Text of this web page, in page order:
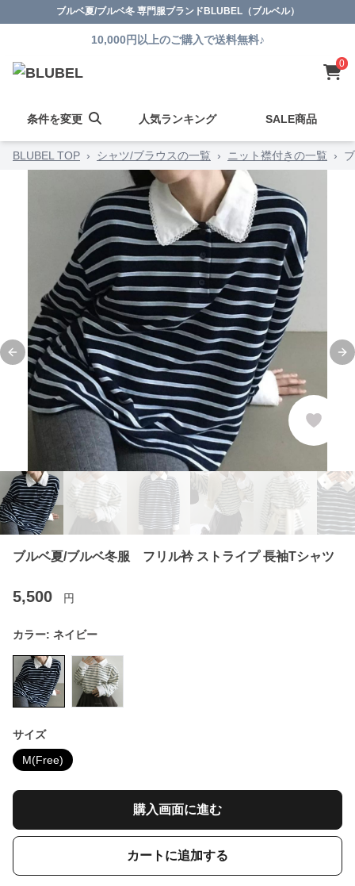
ブルベ夏/ブルベ冬 専門服ブランドBLUBEL（ブルベル）
10,000円以上のご購入で送料無料♪
0
条件を変更 人気ランキング SALE商品
BLUBEL TOP › シャツ/ブラウスの一覧 › ニット襟付きの一覧 ›
Previous slide
ブルベ夏/ブルベ冬服 フリル衿 ストライプ 長袖Tシャツ
5,500 円
カラー: ネイビー
サイズ
M(Free)
購入画面に進む
カートに追加する